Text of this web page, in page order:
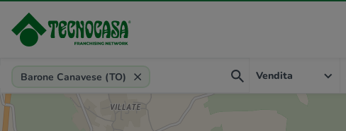
Provincia, comune, zona, riferimento
Barone Canavese (TO) Vendita